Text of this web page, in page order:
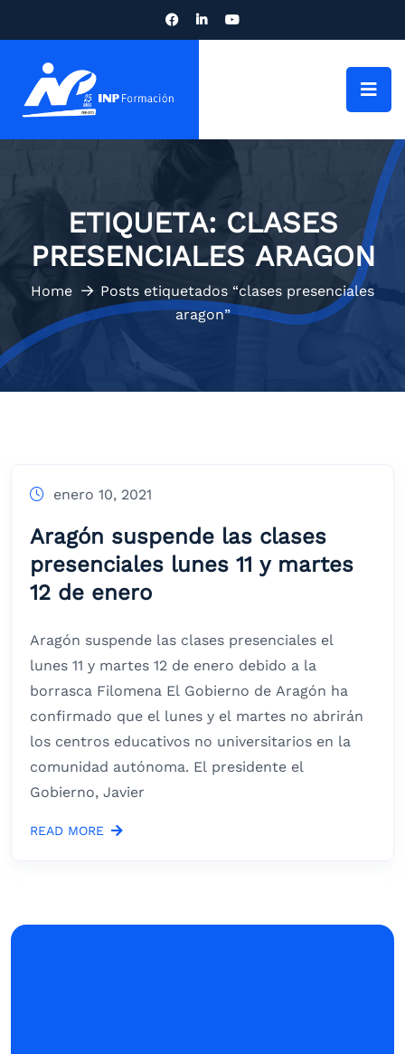
ETIQUETA: CLASES
PRESENCIALES ARAGON
Home
Posts etiquetados “clases presenciales
aragon”
enero 10, 2021
Aragón suspende las clases
presenciales lunes 11 y martes
12 de enero
Aragón suspende las clases presenciales el
lunes 11 y martes 12 de enero debido a la
borrasca Filomena El Gobierno de Aragón ha
confirmado que el lunes y el martes no abrirán
los centros educativos no universitarios en la
comunidad autónoma. El presidente el
Gobierno, Javier
READ MORE